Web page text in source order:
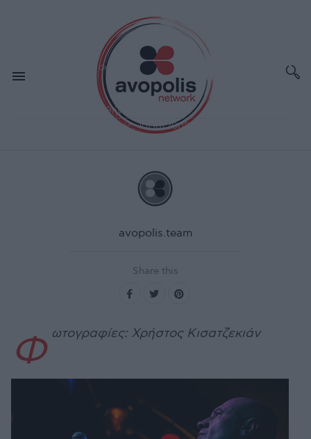
ΟΚΤ 11,2008
Fish
An Club, Αθήνα
Ημερομηνία διεξαγωγής: 10/10/2008
avopolis.team
Share this
Φ ωτογραφίες: Χρήστος Κισατζεκιάν